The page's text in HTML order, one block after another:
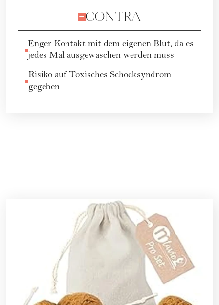
CONTRA
Enger Kontakt mit dem eigenen Blut, da es
jedes Mal ausgewaschen werden muss
Risiko auf Toxisches Schocksyndrom
gegeben